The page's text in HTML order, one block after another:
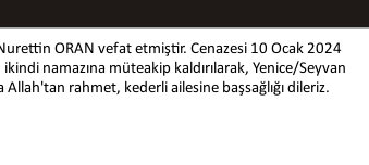
ORAN vefat etmiştir. Cenazesi 10 Ocak 2024
namazına müteakip kaldırılarak, Yenice/Seyvan
rahmet, kederli ailesine başsağlığı dileriz.